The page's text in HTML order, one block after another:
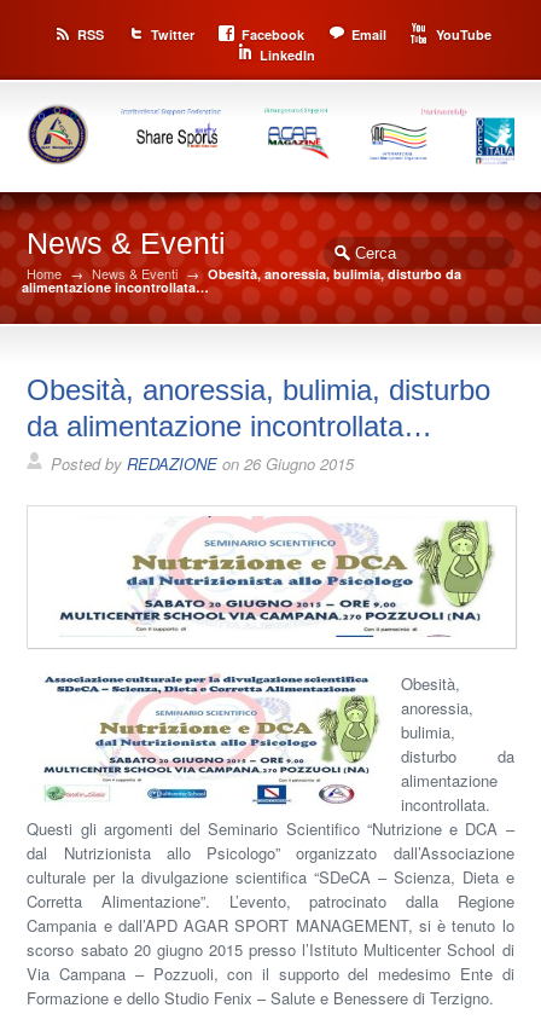
RSS Twitter Facebook Email
YouTube
LinkedIn
News & Eventi
Home → News & Eventi → Obesità, anoressia, bulimia, disturbo da
alimentazione incontrollata…
Obesità, anoressia, bulimia, disturbo
da alimentazione incontrollata…
Posted byREDAZIONE on26 Giugno 2015
Obesità,
anoressia,
bulimia,
disturbo da
alimentazione
incontrollata.
Questi gli argomenti del Seminario Scientifico “Nutrizione e DCA –
dal Nutrizionista allo Psicologo” organizzato dall’Associazione
culturale per la divulgazione scientifica “SDeCA – Scienza, Dieta e
Corretta Alimentazione”. L’evento, patrocinato dalla Regione
Campania e dall’APD AGAR SPORT MANAGEMENT, si è tenuto lo
scorso sabato 20 giugno 2015 presso l’Istituto Multicenter School di
Via Campana – Pozzuoli, con il supporto del medesimo Ente di
Formazione e dello Studio Fenix – Salute e Benessere di Terzigno.